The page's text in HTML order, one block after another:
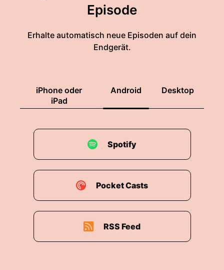
Episode
Erhalte automatisch neue Episoden auf dein
Endgerät.
iPhone oder
iPad
Android Desktop
Spotify
Pocket Casts
RSS Feed